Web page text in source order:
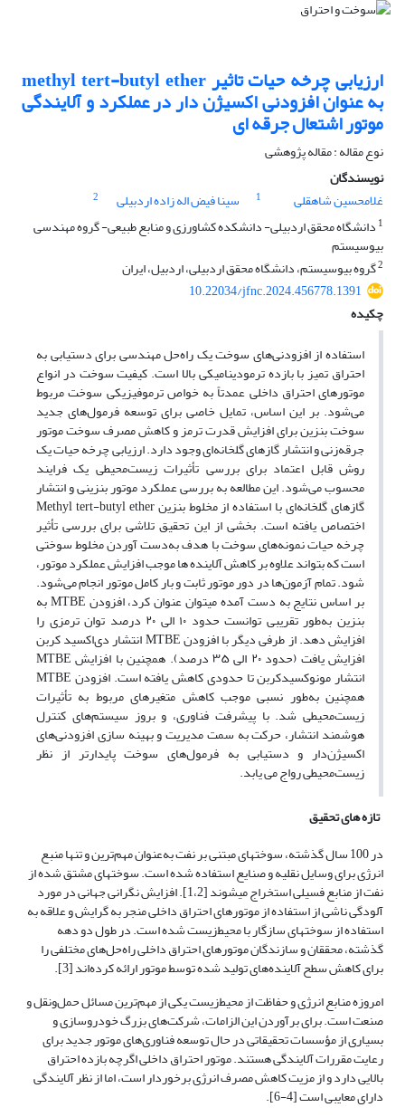
ارزیابی چرخه حیات تاثیر methyl tert-butyl ether
به عنوان افزودنی اکسیژن دار در عملکرد و آلایندگی
موتور اشتعال جرقه ای
نوع مقاله : مقاله پژوهشی
نویسندگان
غلامحسین شاهقلی
1 سینا فیض اله زاده اردبیلی
2
1 دانشگاه محقق اردبیلی- دانشکده کشاورزی و منابع طبیعی- گروه مهندسی
بیوسیستم
2گروه بیوسیستم، دانشگاه محقق اردبیلی، اردبیل، ایران
10.22034/jfnc.2024.456778.1391
چکیده
استفاده از افزودنی‌های سوخت یک راه‌حل مهندسی برای دستیابی به
احتراق تمیز با بازده ترمودینامیکی بالا است. کیفیت سوخت در انواع
موتورهای احتراق داخلی عمدتاً به خواص ترموفیزیکی سوخت مربوط
می‌شود. بر این اساس، تمایل خاصی برای توسعه فرمول‌های جدید
سوخت بنزین برای افزایش قدرت ترمز و کاهش مصرف سوخت موتور
جرقه‌زنی و انتشار گازهای گلخانه‌ای وجود دارد. ارزیابی چرخه حیات یک
روش قابل اعتماد برای بررسی تأثیرات زیست‌محیطی یک فرایند
محسوب می‌شود. این مطالعه به بررسی عملکرد موتور بنزینی و انتشار
گازهای گلخانه‌ای با استفاده از مخلوط بنزین Methyl tert-butyl ether
اختصاص یافته است. بخشی از این تحقیق تلاشی برای بررسی تأثیر
چرخه حیات نمونه‌های سوخت با هدف به‌دست آوردن مخلوط سوختی
است که بتواند علاوه بر کاهش آلاینده­ ها موجب افزایش عملکرد موتور،
شود. تمام آزمون‌ها در دور موتور ثابت و بار کامل موتور انجام می‌شود.
بر اساس نتایج به دست آمده می­توان عنوان کرد، افزودن MTBE به
بنزین به‌طور تقریبی توانست حدود ۱۰ الی ۲۰ درصد توان ترمزی را
افزایش دهد. از طرفی دیگر با افزودن MTBE انتشار دی‌اکسید کربن
افزایش یافت (حدود ۲۰ الی ۳۵ درصد). همچنین با افزایش MTBE
انتشار مونوکسیدکربن تا حدودی کاهش یافته است. افزودن MTBE
همچنین به‌طور نسبی موجب کاهش متغیرهای مربوط به تأثیرات
زیست‌محیطی شد. با پیشرفت فناوری، و بروز سیستم‌های کنترل
هوشمند انتشار، حرکت به سمت مدیریت و بهینه­ سازی افزودنی‌های
اکسیژن‌دار و دستیابی به فرمول‌های سوخت پایدارتر از نظر
زیست‌محیطی رواج می­ یابد.
تازه های تحقیق
در 100 سال گذشته، سوخت­های مبتنی بر نفت به‌عنوان مهم‌ترین و تنها منبع
انرژی برای وسایل نقلیه و صنایع استفاده شده است. سوخت­های مشتق شده از
نفت از منابع فسیلی استخراج می­شوند [1،‌2]. افزایش نگرانی جهانی در مورد
آلودگی ناشی از استفاده از موتورهای احتراق داخلی منجر به گرایش و علاقه به
استفاده از سوخت­های سازگار با محیط‌زیست شده است. در طول دو دهه
گذشته، محققان و سازندگان موتورهای احتراق داخلی راه‌حل‌های مختلفی را
برای کاهش سطح آلاینده‌های تولید شده توسط موتور ارائه کرده‌اند [3].
امروزه منابع انرژی و حفاظت از محیط‌زیست یکی از مهم‌ترین مسائل حمل‌ونقل و
صنعت است. برای برآوردن این الزامات، شرکت‌های بزرگ خودروسازی و
بسیاری از مؤسسات تحقیقاتی در حال توسعه فناوری‌های موتور جدید برای
رعایت مقررات آلایندگی هستند. موتور احتراق داخلی اگرچه بازده احتراق
بالایی دارد و از مزیت کاهش مصرف انرژی برخوردار است، اما از نظر آلایندگی
دارای معایبی است [4-6].